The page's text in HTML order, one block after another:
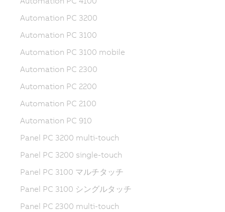
Automation PC 3200
Automation PC 3100
Automation PC 3100 mobile
Automation PC 2300
Automation PC 2200
Automation PC 2100
Automation PC 910
Panel PC 3200 multi-touch
Panel PC 3200 single-touch
Panel PC 3100 マルチタッチ
Panel PC 3100 シングルタッチ
Panel PC 2300 multi-touch